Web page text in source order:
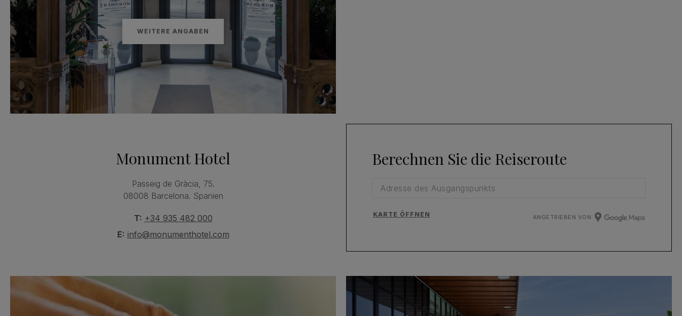
WEITERE ANGABEN
Monument Hotel
Passeig de Gràcia, 75.
08008 Barcelona. Spanien
T: +34 935 482 000
E: info@monumenthotel.com
Berechnen Sie die Reiseroute
KARTE ÖFFNEN ANGETRIEBEN VON